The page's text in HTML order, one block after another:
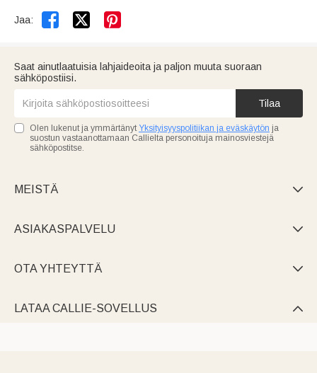
Jaa:  
Saat ainutlaatuisia lahjaideoita ja paljon muuta suoraan
sähköpostiisi.
Tilaa
Olen lukenut ja ymmärtänyt Yksityisyyspolitiikan ja eväskäytön ja
suostun vastaanottamaan Callielta personoituja mainosviestejä
sähköpostitse.
MEISTÄ 
ASIAKASPALVELU 
OTA YHTEYTTÄ 
LATAA CALLIE-SOVELLUS 